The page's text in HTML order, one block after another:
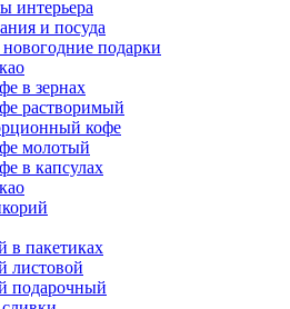
интерьера
и посуда
подарки
в зернах
растворимый
кофе
молотый
в капсулах
в пакетиках
листовой
подарочный